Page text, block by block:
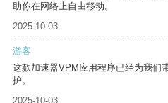
助你在网络上自由移动。
2025-10-03
游客
这款加速器VPM应用程序已经为我们
护。
2025-10-03